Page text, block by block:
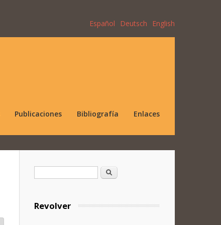
Español Deutsch English
Publicaciones Bibliografía Enlaces
Formulario de búsqueda
Buscar
Revolver